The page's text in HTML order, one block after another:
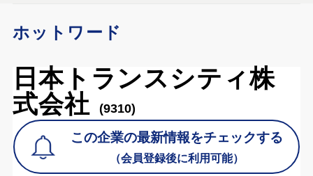
ホットワード
日本トランスシティ株
式会社
(9310)
この企業の最新情報をチェックする
（会員登録後に利用可能）